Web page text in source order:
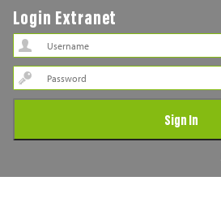
Login Extranet
Password
Sign In